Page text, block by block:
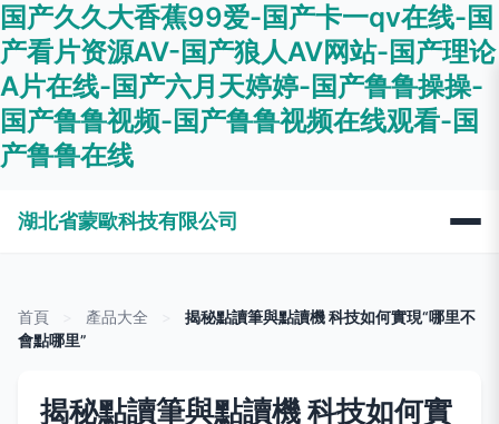
国产久久大香蕉99爱-国产卡一qv在线-国
产看片资源AV-国产狼人AV网站-国产理论
A片在线-国产六月天婷婷-国产鲁鲁操操-
国产鲁鲁视频-国产鲁鲁视频在线观看-国
产鲁鲁在线
湖北省蒙歐科技有限公司
首頁 產品大全
揭秘點讀筆與點讀機 科技如何實現“哪里不
會點哪里”
揭秘點讀筆與點讀機 科技如何實